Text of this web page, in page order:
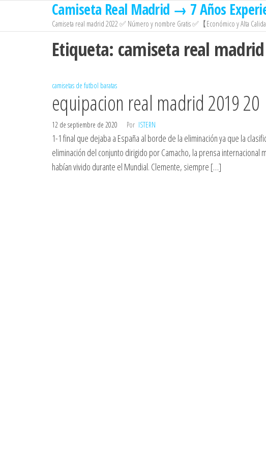
contenido
Camiseta Real Madrid → 7 Años
Camiseta real madrid 2022 ✅ Número y nombre Gratis ✅【Económico y Alta
Etiqueta: camiseta real
camisetas de futbol baratas
equipacion real madrid 2019 20
12 de septiembre de 2020 Por ISTERN
1-1 final que dejaba a España al borde de la eliminación ya que la
eliminación del conjunto dirigido por Camacho, la prensa internacional
habían vivido durante el Mundial. Clemente, siempre […]